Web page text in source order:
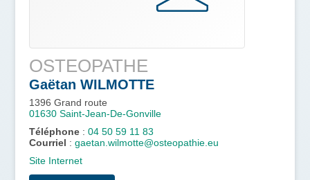
OSTEOPATHE
Gaëtan WILMOTTE
1396 Grand route
01630 Saint-Jean-De-Gonville
Téléphone : 04 50 59 11 83
Courriel : gaetan.wilmotte@osteopathie.eu
Site Internet